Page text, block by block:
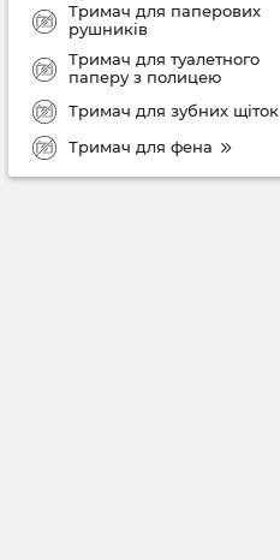
Тримач для паперових
рушників
Тримач для туалетного
паперу з полицею
Тримач для зубних щіток
Тримач для фена